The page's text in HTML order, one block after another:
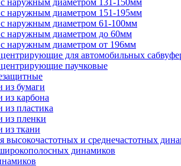
наружным диаметром 131-150мм
наружным диаметром 151-195мм
наружным диаметром 61-100мм
наружным диаметром до 60мм
наружным диаметром от 196мм
для автомобильных
паучковые
из бумаги
из карбона
из пластика
из пленки
из ткани
и среднечастотных
динамиков